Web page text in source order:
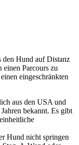
Hund auf Distanz
Parcours zu
eingeschränkten
aus den USA und
bekannt. Es gibt
Hund nicht springen